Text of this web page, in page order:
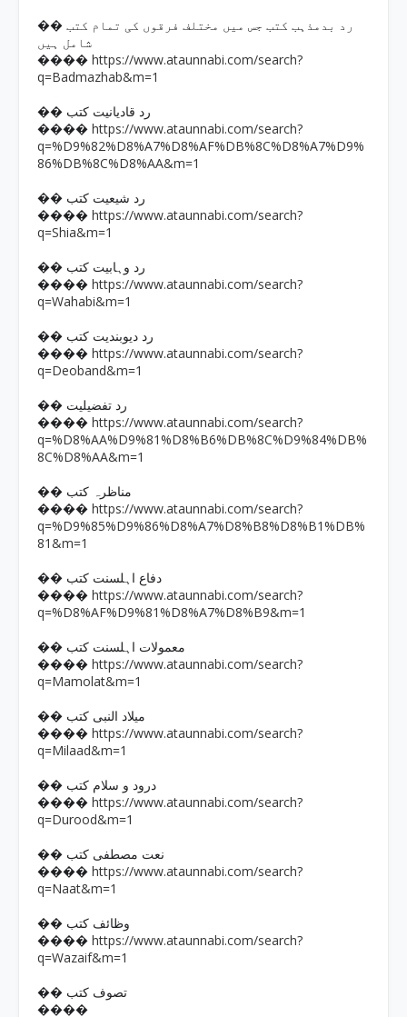
�� رد بدمذہب کتب جس میں مختلف فرقوں کی تمام کتب
شامل ہیں
���� https://www.ataunnabi.com/search?
q=Badmazhab&m=1
�� رد قادیانیت کتب
���� https://www.ataunnabi.com/search?
q=%D9%82%D8%A7%D8%AF%DB%8C%D8%A7%D9%
86%DB%8C%D8%AA&m=1
�� رد شیعیت کتب
���� https://www.ataunnabi.com/search?
q=Shia&m=1
�� رد وہابیت کتب
���� https://www.ataunnabi.com/search?
q=Wahabi&m=1
�� رد دیوبندیت کتب
���� https://www.ataunnabi.com/search?
q=Deoband&m=1
�� رد تفضیلیت
���� https://www.ataunnabi.com/search?
q=%D8%AA%D9%81%D8%B6%DB%8C%D9%84%DB%
8C%D8%AA&m=1
�� مناظرہ کتب
���� https://www.ataunnabi.com/search?
q=%D9%85%D9%86%D8%A7%D8%B8%D8%B1%DB%
81&m=1
�� دفاع اہلسنت کتب
���� https://www.ataunnabi.com/search?
q=%D8%AF%D9%81%D8%A7%D8%B9&m=1
�� معمولات اہلسنت کتب
���� https://www.ataunnabi.com/search?
q=Mamolat&m=1
�� میلاد النبی کتب
���� https://www.ataunnabi.com/search?
q=Milaad&m=1
�� درود و سلام کتب
���� https://www.ataunnabi.com/search?
q=Durood&m=1
�� نعت مصطفی کتب
���� https://www.ataunnabi.com/search?
q=Naat&m=1
�� وظائف کتب
���� https://www.ataunnabi.com/search?
q=Wazaif&m=1
�� تصوف کتب
����